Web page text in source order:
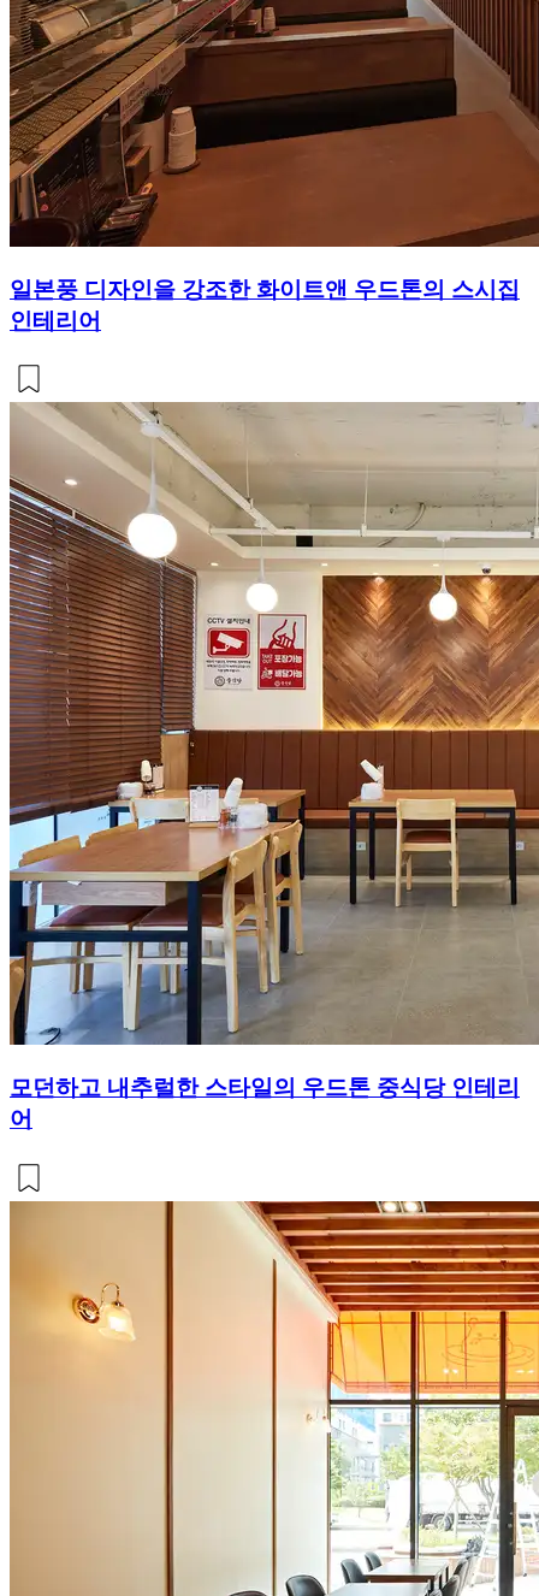
일본풍 디자인을 강조한 화이트앤 우드톤의 스시집
인테리어
모던하고 내추럴한 스타일의 우드톤 중식당 인테리
어